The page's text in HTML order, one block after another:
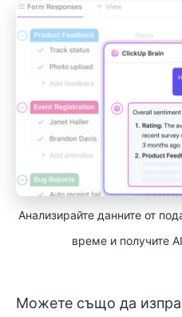
Анализирайте данните от
време и получите
Можете също да